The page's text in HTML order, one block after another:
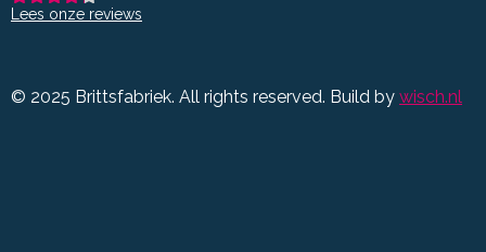
Lees onze reviews
© 2025 Brittsfabriek. All rights reserved. Build by wisch.nl